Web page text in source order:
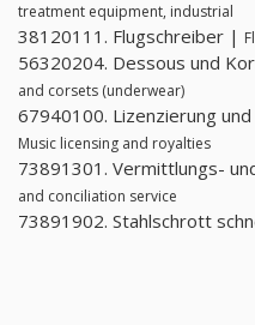
treatment equipment, industrial
38120111. Flugschreiber |
56320204. Dessous und
and corsets (underwear)
67940100. Lizenzierung
Music licensing and royalties
73891301. Vermittlungs-
and conciliation service
73891902. Stahlschrott